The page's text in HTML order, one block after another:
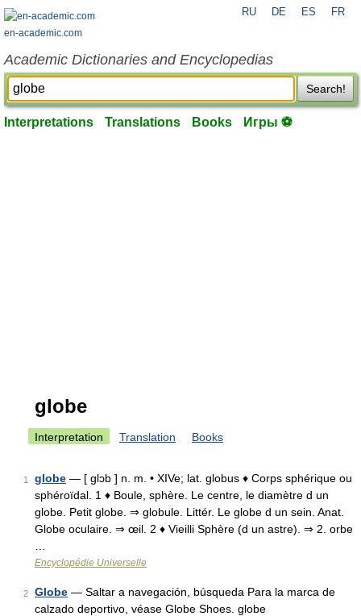
en-academic.com
RU DE ES FR
Academic Dictionaries and Encyclopedias
Search!
Interpretations Translations Books Игры ⚽
globe
Interpretation Translation Books
1 globe — [ glɔb ] n. m. • XIVe; lat. globus ♦ Corps sphérique ou
sphéroïdal. 1 ♦ Boule, sphère. Le centre, le diamètre d un
globe. Petit globe. ⇒ globule. Littér. Le globe d un sein. Anat.
Globe oculaire. ⇒ œil. 2 ♦ Vieilli Sphère (d un astre). ⇒ 2. orbe
Encyclopédie Universelle
2 Globe — Saltar a navegación, búsqueda Para la marca de
calzado deportivo, véase Globe Shoes. globe